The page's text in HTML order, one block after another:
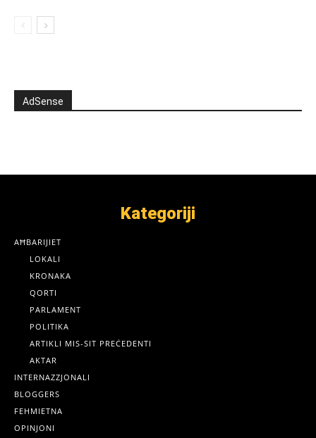
AdSense
Kategoriji
AĦBARIJIET
LOKALI
KRONAKA
QORTI
PARLAMENT
POLITIKA
ARTIKLI MIS-SIT PREĊEDENTI
AKTAR
INTERNAZZJONALI
BLOGGERS
FEHMIETNA
OPINJONI